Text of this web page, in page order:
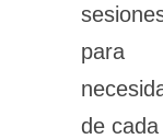
para
de